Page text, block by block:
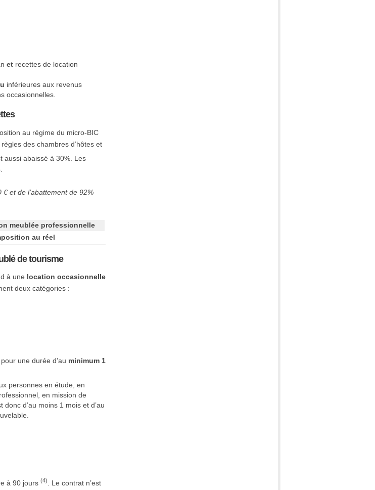
et recettes de location
inférieures aux revenus
occasionnelles.
au régime du micro-BIC
des chambres d’hôtes et
aussi abaissé à 30%. Les
et de l’abattement de 92%
meublée professionnelle
au réel
de tourisme
à une
location occasionnelle
deux catégories :
une durée d’au minimum 1
personnes en étude, en
en mission de
d’au moins 1 mois et d’au
à 90 jours (4)
. Le contrat n’est